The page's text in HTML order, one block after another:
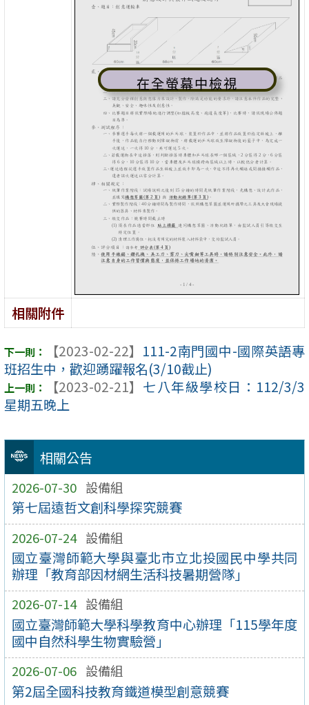
相關公告
2026-07-30 設備組
第七屆遠哲文創科學探究競賽
2026-07-24 設備組
國立臺灣師範大學與臺北市立北投國民中學共同
辦理「教育部因材網生活科技暑期營隊」
2026-07-14 設備組
國立臺灣師範大學科學教育中心辦理「115學年度
國中自然科學生物實驗營」
2026-07-06 設備組
第2屆全國科技教育鐵道模型創意競賽
在全螢幕中檢視
相關附件
【2023-02-22】 111-2南門國中-國際英語專
班招生中，歡迎踴躍報名(3/10截止)
【2023-02-21】 七八年級學校日：112/3/3
星期五晚上